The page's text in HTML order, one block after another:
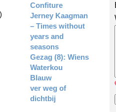
Confiture
Jerney Kaagman
– Times without
years and
seasons
Gezag (8): Wiens
Waterkou
Blauw
ver weg of
dichtbij